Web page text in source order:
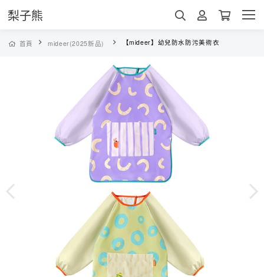
梨子熊
首頁 mideer(2025新品) 【mideer】幼兒防水防污美術衣